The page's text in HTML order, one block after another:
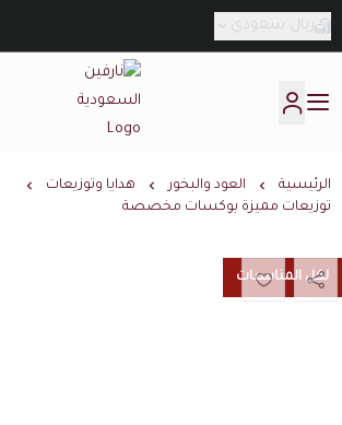
ريال سعودي
نارفين السعودية
الرئيسية العود والبخور
هدايا وتوزيعات
توزيعات مميزة بوكسات مخصصة
لكل المناسبات